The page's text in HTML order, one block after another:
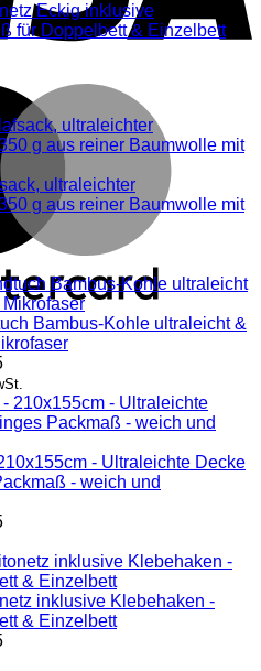
Eckig inklusive
für Doppelbett & Einzelbett
ultraleichter
g aus reiner Baumwolle mit
Bambus-Kohle ultraleicht &
- Ultraleichte Decke
- weich und
inklusive Klebehaken -
& Einzelbett